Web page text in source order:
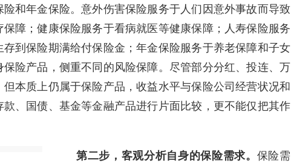
和年金保险。意外伤害保险服务于人们因意外事故而导致
障；健康保险服务于看病就医等健康保障；人寿保险服务
到保险期满给付保险金；年金保险服务于养老保障和子女
险产品，侧重不同的风险保障。尽管部分分红、投连、万
本质上仍属于保险产品，收益水平与保险公司经营状况和
、国债、基金等金融产品进行片面比较，更不能仅把其作
第二步，客观分析自身的保险需求。 保险需